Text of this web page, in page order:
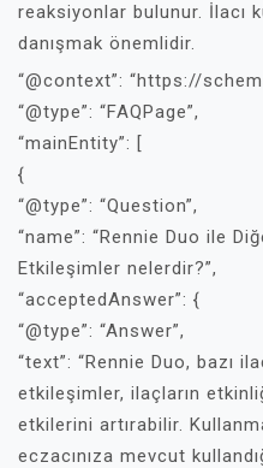
reaksiyonlar bulunur. İlacı
danışmak önemlidir.
“@context”: “https://
“@type”: “FAQPage”,
“mainEntity”: [
{
“@type”: “Question”,
“name”: “Rennie Duo ile
Etkileşimler nelerdir?”,
“acceptedAnswer”: {
“@type”: “Answer”,
“text”: “Rennie Duo, bazı
etkileşimler, ilaçların
etkilerini artırabilir.
eczacınıza mevcut